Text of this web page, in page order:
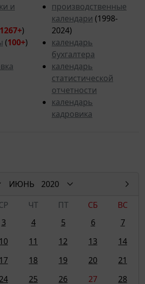
и
1267+)
(100+)
производственные
календари (1998-
2024)
календарь
бухгалтера
календарь
статистической
отчетности
календарь
кадровика
ИЮНЬ
2020
ЧТ ПТ СБ
ВС
3 4 5 6
7
10 11 12 13
14
17 18 19 20
21
24 25 26 27
28